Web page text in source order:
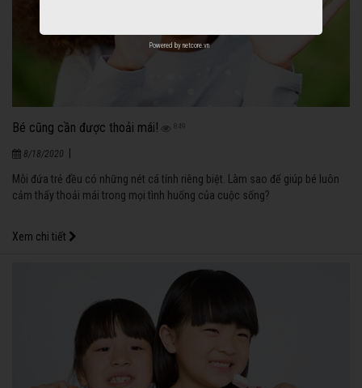
Bé cũng cần được thoải mái! 849
8/18/2020
Mỗi đứa trẻ đều có những nét cá tính riêng biệt. Làm sao để giúp bé luôn
cảm thấy thoải mái trong mọi tình huống của cuộc sống?
Xem chi tiết
Powered by netcore.vn